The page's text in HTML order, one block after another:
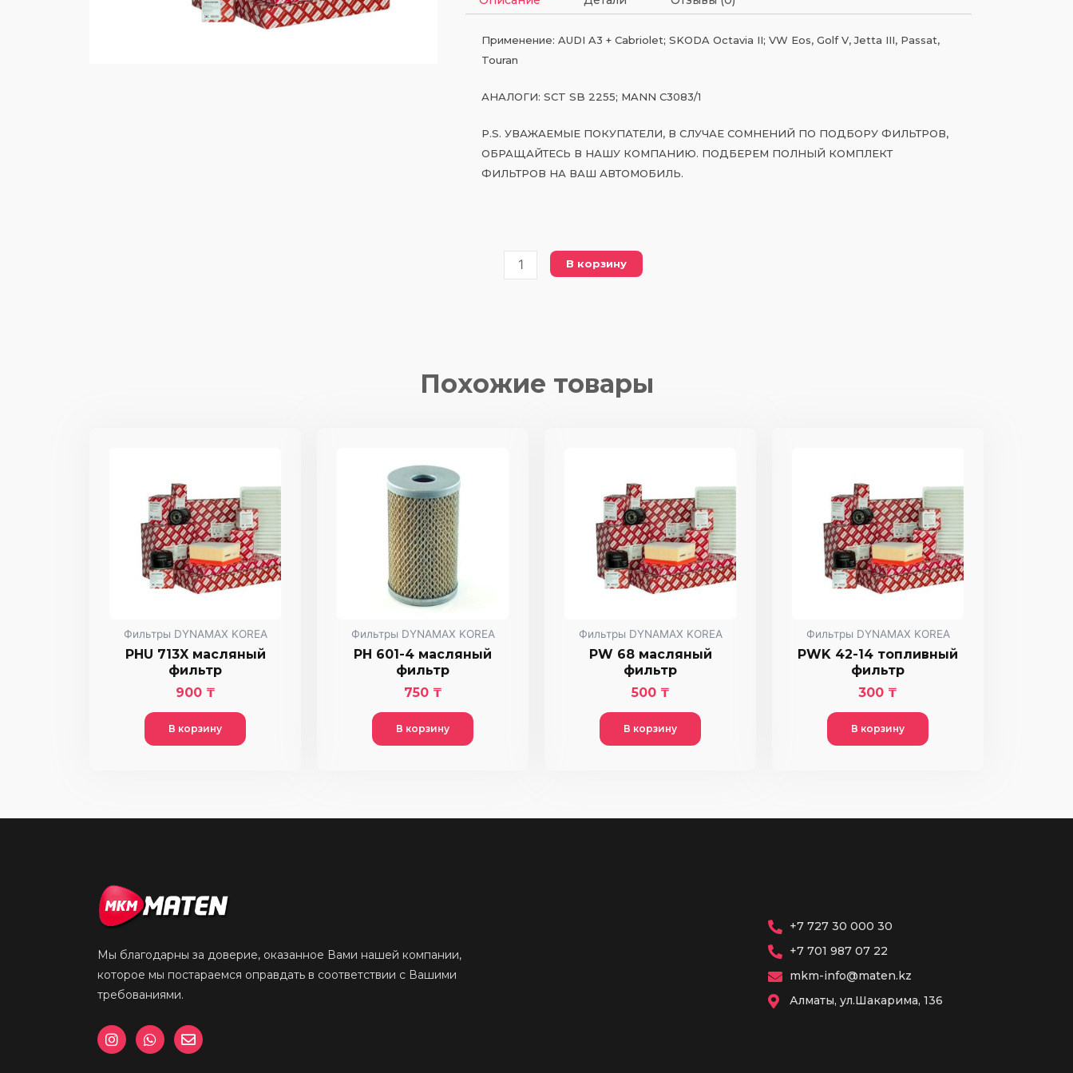
Применение: AUDI A3 + Cabriolet; SKODA Octavia II; VW Eos, Golf V, Jetta III, Passat,
Touran
АНАЛОГИ: SCT SB 2255; MANN C3083/1
P.S. УВАЖАЕМЫЕ ПОКУПАТЕЛИ, В СЛУЧАЕ СОМНЕНИЙ ПО ПОДБОРУ ФИЛЬТРОВ,
ОБРАЩАЙТЕСЬ В НАШУ КОМПАНИЮ. ПОДБЕРЕМ ПОЛНЫЙ КОМПЛЕКТ
ФИЛЬТРОВ НА ВАШ АВТОМОБИЛЬ.
Количество
товара
фильтр
В корзину
Похожие товары
Фильтры DYNAMAX KOREA
PHU 713X масляный
фильтр
900 ₸
В корзину
Фильтры DYNAMAX KOREA
PH 601-4 масляный
фильтр
750 ₸
В корзину
Фильтры DYNAMAX KOREA
PW 68 масляный
фильтр
500 ₸
В корзину
Фильтры DYNAMAX KOREA
PWK 42-14 топливный
фильтр
300 ₸
В корзину
Мы благодарны за доверие, оказанное Вами нашей компании,
которое мы постараемся оправдать в соответствии с Вашими
требованиями.
I
n
s
W
h
a
E
n
v
+7 727 30 000 30
+7 701 987 07 22
mkm-info@maten.kz
Алматы, ул.Шакарима, 136